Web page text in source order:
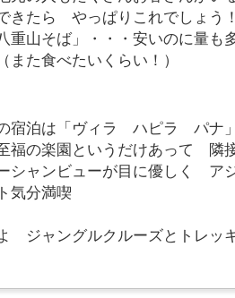
きたら やっぱりこれでしょう
重山そば」・・・安いのに量も
また食べたいくらい！）
宿泊は「ヴィラ ハピラ パナ
福の楽園というだけあって 隣
シャンビューが目に優しく ア
気分満喫
ジャングルクルーズとトレッ